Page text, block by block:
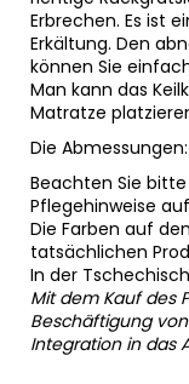
Erbrechen. Es ist
Erkältung. Den
können Sie
Man kann das
Matratze
Die
Beachten Sie
Pflegehinweise
Die Farben auf
tatsächlichen
In der
Mit dem Kauf des
Beschäftigung
Integration in das